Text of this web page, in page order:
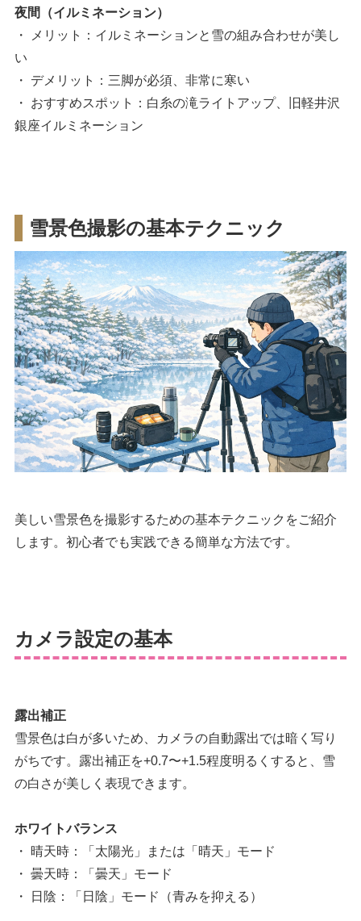
夜間（イルミネーション）
・ メリット：イルミネーションと雪の組み合わせが美し
い
・ デメリット：三脚が必須、非常に寒い
・ おすすめスポット：白糸の滝ライトアップ、旧軽井沢
銀座イルミネーション
雪景色撮影の基本テクニック
美しい雪景色を撮影するための基本テクニックをご紹介
します。初心者でも実践できる簡単な方法です。
カメラ設定の基本
露出補正
雪景色は白が多いため、カメラの自動露出では暗く写り
がちです。露出補正を+0.7〜+1.5程度明るくすると、雪
の白さが美しく表現できます。
ホワイトバランス
・ 晴天時：「太陽光」または「晴天」モード
・ 曇天時：「曇天」モード
・ 日陰：「日陰」モード（青みを抑える）